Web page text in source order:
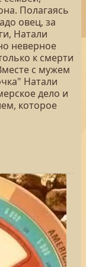
Полагаясь
овец, за
Натали
неверное
к смерти
с мужем
Натали
дело и
которое